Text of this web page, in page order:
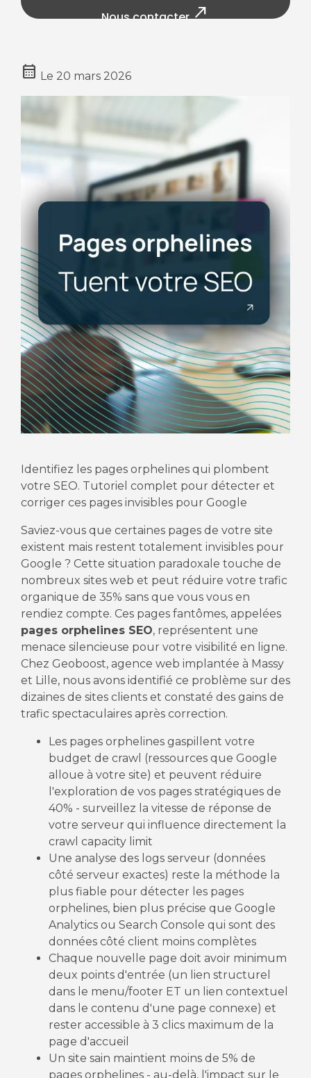
Nous contacternorth_east
calendar_month Le 20 mars 2026
Identifiez les pages orphelines qui plombent
votre SEO. Tutoriel complet pour détecter et
corriger ces pages invisibles pour Google
Saviez-vous que certaines pages de votre site
existent mais restent totalement invisibles pour
Google ? Cette situation paradoxale touche de
nombreux sites web et peut réduire votre trafic
organique de 35% sans que vous vous en
rendiez compte. Ces pages fantômes, appelées
pages orphelines SEO, représentent une
menace silencieuse pour votre visibilité en ligne.
Chez Geoboost, agence web implantée à Massy
et Lille, nous avons identifié ce problème sur des
dizaines de sites clients et constaté des gains de
trafic spectaculaires après correction.
Les pages orphelines gaspillent votre
budget de crawl (ressources que Google
alloue à votre site) et peuvent réduire
l'exploration de vos pages stratégiques de
40% - surveillez la vitesse de réponse de
votre serveur qui influence directement la
crawl capacity limit
Une analyse des logs serveur (données
côté serveur exactes) reste la méthode la
plus fiable pour détecter les pages
orphelines, bien plus précise que Google
Analytics ou Search Console qui sont des
données côté client moins complètes
Chaque nouvelle page doit avoir minimum
deux points d'entrée (un lien structurel
dans le menu/footer ET un lien contextuel
dans le contenu d'une page connexe) et
rester accessible à 3 clics maximum de la
page d'accueil
Un site sain maintient moins de 5% de
pages orphelines - au-delà, l'impact sur le